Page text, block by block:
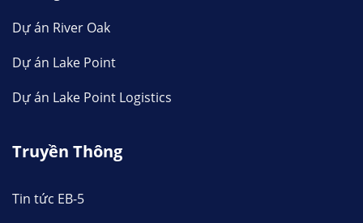
Dự án River Oak
Dự án Lake Point
Dự án Lake Point Logistics
Truyền Thông
Tin tức EB-5